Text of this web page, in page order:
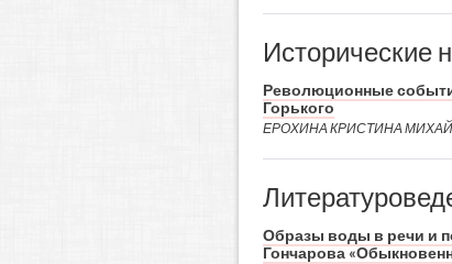
Исторические
Революционные
Горького
ЕРОХИНА КРИСТИНА
Образы воды в речи и
Гончарова